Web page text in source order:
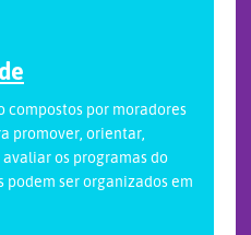
compostos por moradores
promover, orientar,
os programas do
podem ser organizados em